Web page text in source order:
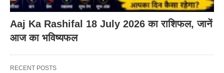
Aaj Ka Rashifal 18 July 2026 का राशिफल, जानें
आज का भविष्यफल
RECENT POSTS